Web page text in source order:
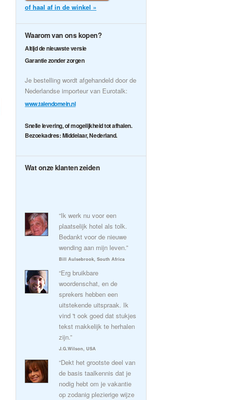
of haal af in de winkel »
Waarom van ons kopen?
Altijd de nieuwste versie
Garantie zonder zorgen
Je bestelling wordt afgehandeld door de
Nederlandse importeur van Eurotalk:
www.talendomein.nl
Snelle levering, of mogelijkheid tot afhalen.
Bezoekadres: Middelaar, Nederland.
Wat onze klanten zeiden
“Ik werk nu voor een
plaatselijk hotel als tolk.
Bedankt voor de nieuwe
wending aan mijn leven.”
Bill Aulsebrook, South Africa
“Erg bruikbare
woordenschat, en de
sprekers hebben een
uitstekende uitspraak. Ik
vind 't ook goed dat stukjes
tekst makkelijk te herhalen
zijn.”
J.G.Wilson, USA
“Dekt het grootste deel van
de basis taalkennis dat je
nodig hebt om je vakantie
op zodanig plezierige wijze